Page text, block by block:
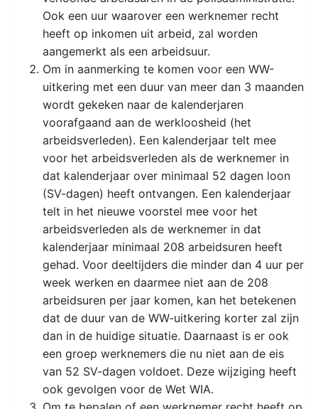
Ook een uur waarover een werknemer recht
heeft op inkomen uit arbeid, zal worden
aangemerkt als een arbeidsuur.
Om in aanmerking te komen voor een WW-
uitkering met een duur van meer dan 3 maanden
wordt gekeken naar de kalenderjaren
voorafgaand aan de werkloosheid (het
arbeidsverleden). Een kalenderjaar telt mee
voor het arbeidsverleden als de werknemer in
dat kalenderjaar over minimaal 52 dagen loon
(SV-dagen) heeft ontvangen. Een kalenderjaar
telt in het nieuwe voorstel mee voor het
arbeidsverleden als de werknemer in dat
kalenderjaar minimaal 208 arbeidsuren heeft
gehad. Voor deeltijders die minder dan 4 uur per
week werken en daarmee niet aan de 208
arbeidsuren per jaar komen, kan het betekenen
dat de duur van de WW-uitkering korter zal zijn
dan in de huidige situatie. Daarnaast is er ook
een groep werknemers die nu niet aan de eis
van 52 SV-dagen voldoet. Deze wijziging heeft
ook gevolgen voor de Wet WIA.